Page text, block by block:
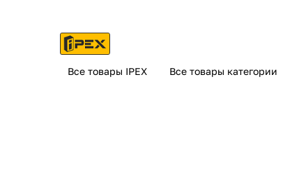
Все товары IPEX Все товары категории